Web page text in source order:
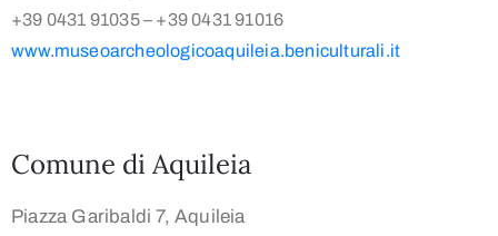
+39 0431 91035 – +39 0431 91016
www.museoarcheologicoaquileia.beniculturali.it
Comune di Aquileia
Piazza Garibaldi 7, Aquileia